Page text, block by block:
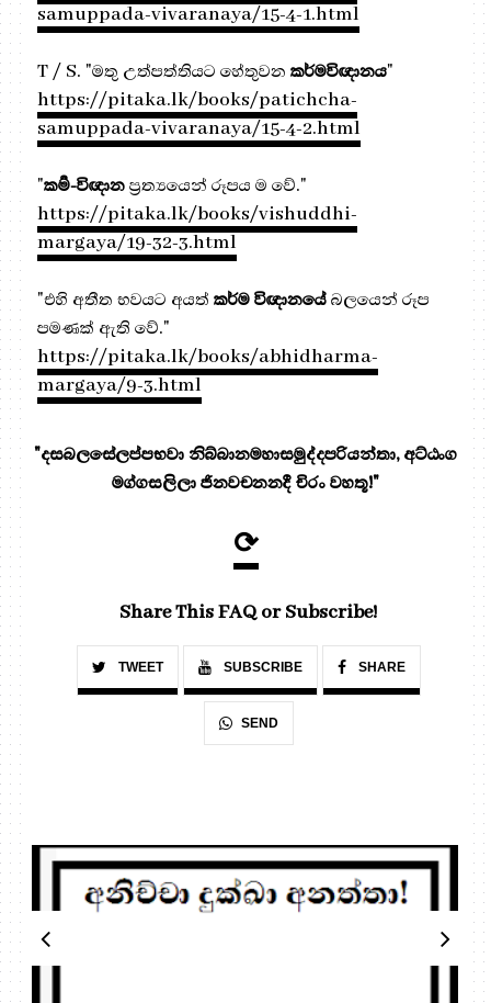
samuppada-vivaranaya/15-4-1.html
T / S. "මතු උත්පත්තියට හේතුවනකර්මවිඥානය"
https://pitaka.lk/books/patichcha-
samuppada-vivaranaya/15-4-2.html
"කර්‍ම-විඥානප්‍ර‍ත්‍යයෙන් රූපය ම වේ."
https://pitaka.lk/books/vishuddhi-
margaya/19-32-3.html
"එහි අතීත භවයට අයත්කර්ම විඥානයේබලයෙන් රූප
පමණක් ඇති වේ."
https://pitaka.lk/books/abhidharma-
margaya/9-3.html
"දසබලසේලප්පභවා නිබ්බානමහාසමුද්දපරියන්තා, අට්ඨංග
මග්ගසලිලා ජිනවචනනදී චිරං වහතූ!"
⟳
Share This FAQ or Subscribe!
TWEET SUBSCRIBE SHARE
SEND